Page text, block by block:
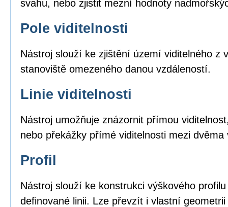
svahu, nebo zjistit mezní hodnoty
Pole viditelnosti
Nástroj slouží ke zjištění území viditelného z
stanoviště omezeného danou vzdáleností.
Linie viditelnosti
Nástroj umožňuje znázornit přímou
nebo překážky přímé viditelnosti mezi dvěma
Profil
Nástroj slouží ke konstrukci výškového
definované linii. Lze převzít i vlastní